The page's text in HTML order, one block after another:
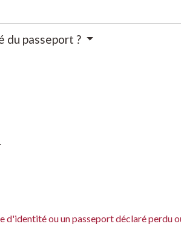
du passeport ?
d'identité ou un passeport déclaré perdu